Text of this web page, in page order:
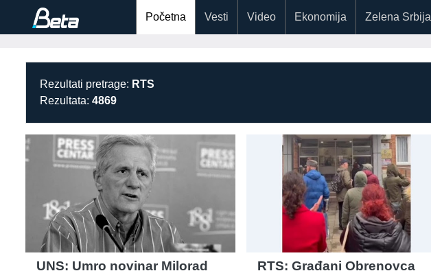
Početna Vesti Video Ekonomija Zelena Srbija
Rezultati pretrage: RTS
Rezultata: 4869
UNS: Umro novinar Milorad
RTS: Građani Obrenovca